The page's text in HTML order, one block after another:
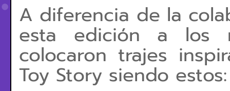
A diferencia de la
esta edición a los
colocaron trajes
Toy Story siendo estos: